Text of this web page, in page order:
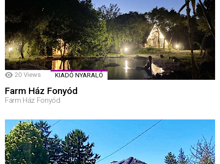
20 Views KIADÓ NYARALÓ
Farm Ház Fonyód
Farm Ház Fonyód